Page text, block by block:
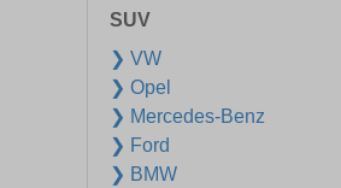
SUV
❯ VW
❯ Opel
❯ Mercedes-Benz
❯ Ford
❯ BMW